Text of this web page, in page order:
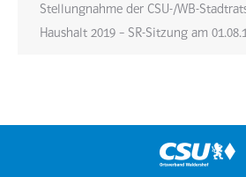
Stellungnahme der CSU-/WB-
Haushalt 2019 – SR-Sitzung am